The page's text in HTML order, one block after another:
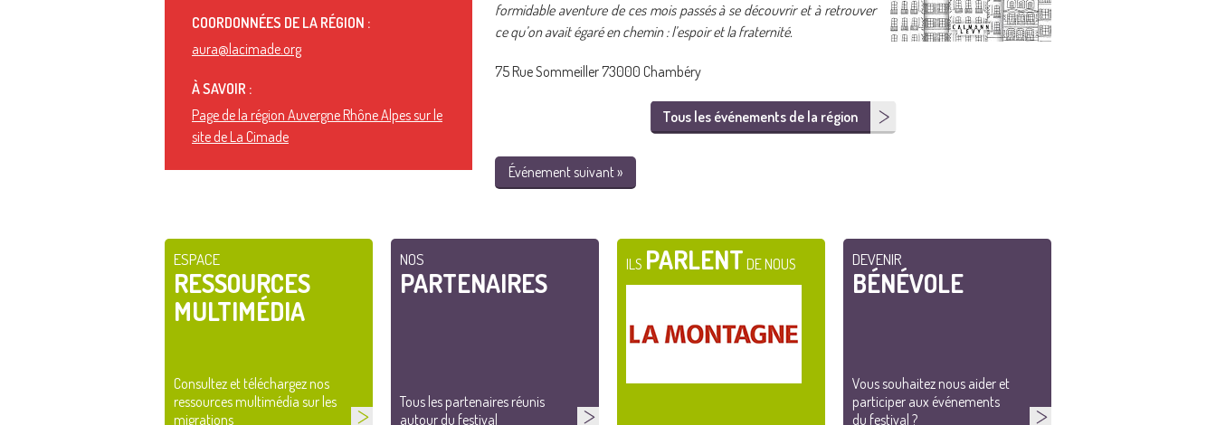
formidable aventure de ces mois passés à se découvrir et à retrouver
ce qu’on avait égaré en chemin : l’espoir et la fraternité.
75 Rue Sommeiller 73000 Chambéry
Tous les événements de la région
Événement suivant »
COORDONNÉES DE LA RÉGION :
aura@lacimade.org
À SAVOIR :
Page de la région Auvergne Rhône Alpes sur le
site de La Cimade
ESPACE
RESSOURCES
MULTIMÉDIA
Consultez et téléchargez nos
ressources multimédia sur les
migrations
NOS
PARTENAIRES
Tous les partenaires réunis
autour du festival
ILS PARLENT DE NOUS DEVENIR
BÉNÉVOLE
Vous souhaitez nous aider et
participer aux événements
du festival ?